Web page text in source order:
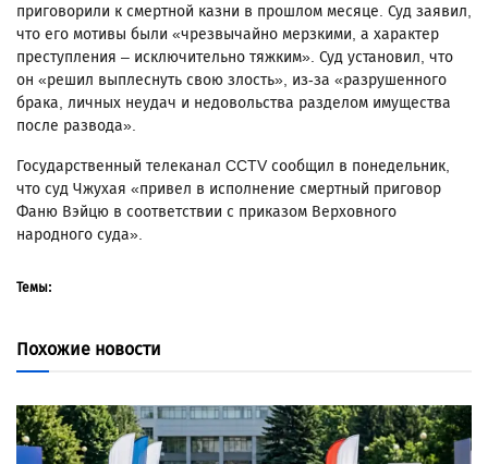
приговорили к смертной казни в прошлом месяце. Суд заявил,
что его мотивы были «чрезвычайно мерзкими, а характер
преступления – исключительно тяжким». Суд установил, что
он «решил выплеснуть свою злость», из-за «разрушенного
брака, личных неудач и недовольства разделом имущества
после развода».
Государственный телеканал CCTV сообщил в понедельник,
что суд Чжухая «привел в исполнение смертный приговор
Фаню Вэйцю в соответствии с приказом Верховного
народного суда».
Темы:
Похожие новости